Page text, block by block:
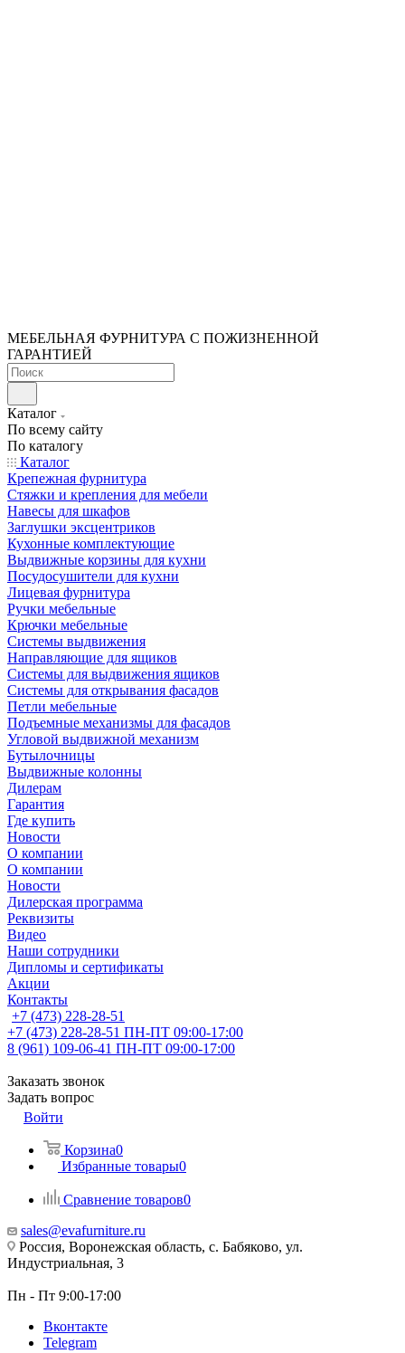
МЕБЕЛЬНАЯ ФУРНИТУРА С ПОЖИЗНЕННОЙ
ГАРАНТИЕЙ
Каталог
По всему сайту
По каталогу
Каталог
Крепежная фурнитура
Стяжки и крепления для мебели
Навесы для шкафов
Заглушки эксцентриков
Кухонные комплектующие
Выдвижные корзины для кухни
Посудосушители для кухни
Лицевая фурнитура
Ручки мебельные
Крючки мебельные
Системы выдвижения
Направляющие для ящиков
Системы для выдвижения ящиков
Системы для открывания фасадов
Петли мебельные
Подъемные механизмы для фасадов
Угловой выдвижной механизм
Бутылочницы
Выдвижные колонны
Дилерам
Гарантия
Где купить
Новости
О компании
О компании
Новости
Дилерская программа
Реквизиты
Видео
Наши сотрудники
Дипломы и сертификаты
Акции
Контакты
+7 (473) 228-28-51
+7 (473) 228-28-51 ПН-ПТ 09:00-17:00
8 (961) 109-06-41 ПН-ПТ 09:00-17:00
Заказать звонок
Задать вопрос
Войти
Корзина0
Избранные товары0
Сравнение товаров0
sales@evafurniture.ru
Россия, Воронежская область, с. Бабяково, ул.
Индустриальная, 3
Пн - Пт 9:00-17:00
Вконтакте
Telegram